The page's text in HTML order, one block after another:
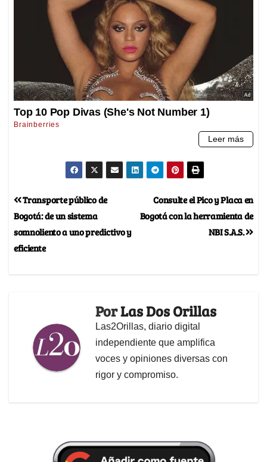
Consulte el Pico y Placa en
Bogotá con la herramienta de
NBI S.A.S.
Transporte público de
Bogotá: de un sistema
somnoliento a uno predictivo y
eficiente
PorLas Dos Orillas
Las2Orillas, diario digital
independiente que amplifica
voces y opiniones diversas con
rigor y compromiso.